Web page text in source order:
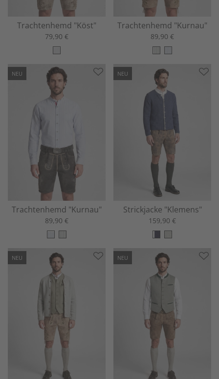
Trachtenhemd "Köst"
79,90 €
Trachtenhemd "Kurnau"
89,90 €
NEU
Trachtenhemd "Kurnau"
89,90 €
NEU
Strickjacke "Klemens"
159,90 €
NEU NEU